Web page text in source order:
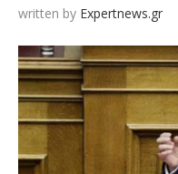
written by Expertnews.gr